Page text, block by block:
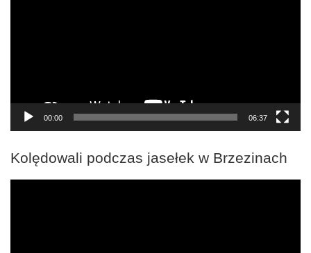
00:00 06:37
Kolędowali podczas jasełek w Brzezinach